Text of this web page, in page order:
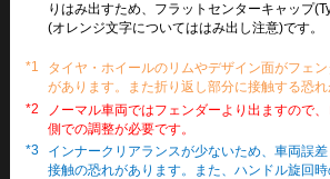
りはみ出すため、フラットセンターキャップ
(オレンジ文字についてははみ出し注意)です。
*1
タイヤ・ホイールのリムやデザイン面がフェ
があります。また折り返し部分に接触する恐れ
*2
ノーマル車両ではフェンダーより出ますので
側での調整が必要です。
*3
インナークリアランスが少ないため、車両誤
接触の恐れがあります。また、ハンドル旋回